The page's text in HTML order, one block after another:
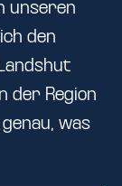
unseren
den
der Region
was